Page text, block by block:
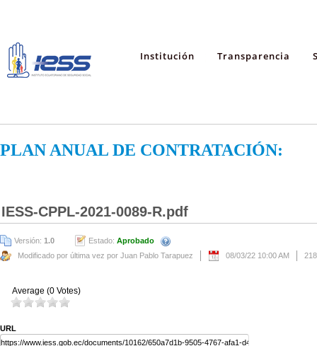
Institución Transparencia
PLAN ANUAL DE CONTRATACIÓN:
IESS-CPPL-2021-0089-R.pdf
Versión: 1.0 Estado: Aprobado
Modificado por última vez por Juan Pablo Tarapuez
08/03/22 10:00 AM
Average (0 Votes)
URL